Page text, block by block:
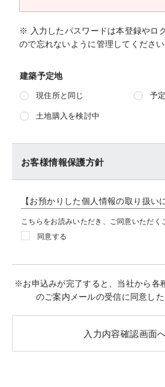
※ 入力したパスワードは本登録やロ
ので忘れないように管理してください
建築予定地
現住所と同じ 予
土地購入を検討中
お客様情報保護方針
【お預かりした個人情報の取り扱い
こちらをお読みいただき、ご同意いただく
同意する
※お申込みが完了すると、当社から各
のご案内メールの受信に同意した